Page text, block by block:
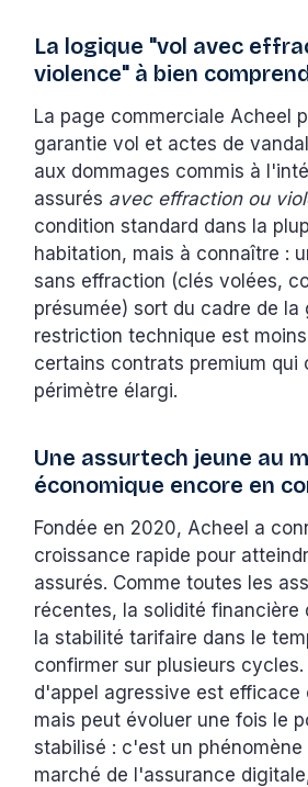
La logique "vol avec
violence" à bien
La page commerciale Acheel
garantie vol et actes de
aux dommages commis à
assurés avec effraction ou
condition standard dans la
habitation, mais à connaître :
sans effraction (clés volées,
présumée) sort du cadre de la
restriction technique est
certains contrats premium qui
périmètre élargi.
Une assurtech jeune au
économique encore en
Fondée en 2020, Acheel a
croissance rapide pour
assurés. Comme toutes les
récentes, la solidité financière
la stabilité tarifaire dans le
confirmer sur plusieurs
d'appel agressive est efficace
mais peut évoluer une fois le
stabilisé : c'est un phénomène
marché de l'assurance